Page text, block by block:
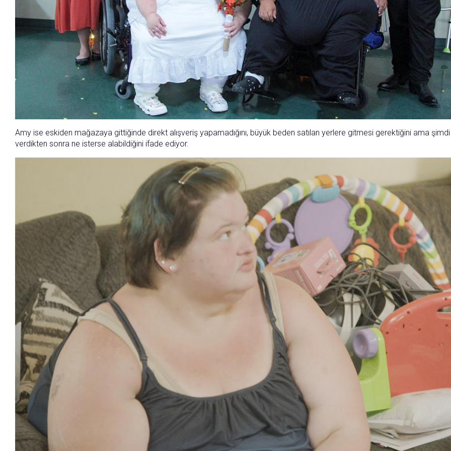
Amy ise eskiden mağazaya gittiğinde direkt alışveriş yapamadığını, büyük beden satılan yerlere gitmesi gerektiğini ama
verdikten sonra ne isterse alabildiğini ifade ediyor.